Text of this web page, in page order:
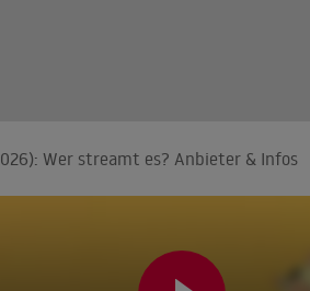
Wer streamt es? Anbieter & Infos